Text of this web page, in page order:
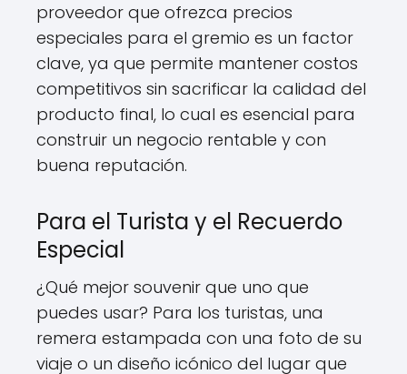
proveedor que ofrezca precios
especiales para el gremio es un factor
clave, ya que permite mantener costos
competitivos sin sacrificar la calidad del
producto final, lo cual es esencial para
construir un negocio rentable y con
buena reputación.
Para el Turista y el Recuerdo
Especial
¿Qué mejor souvenir que uno que
puedes usar? Para los turistas, una
remera estampada con una foto de su
viaje o un diseño icónico del lugar que